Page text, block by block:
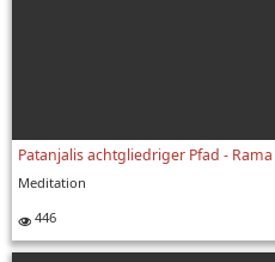
Patanjalis achtgliedriger Pfad -
Meditation
446